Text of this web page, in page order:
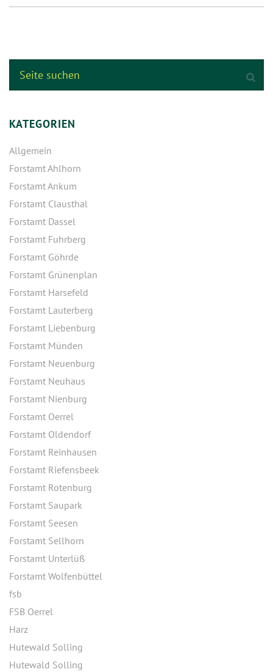
KATEGORIEN
Allgemein
Forstamt Ahlhorn
Forstamt Ankum
Forstamt Clausthal
Forstamt Dassel
Forstamt Fuhrberg
Forstamt Göhrde
Forstamt Grünenplan
Forstamt Harsefeld
Forstamt Lauterberg
Forstamt Liebenburg
Forstamt Münden
Forstamt Neuenburg
Forstamt Neuhaus
Forstamt Nienburg
Forstamt Oerrel
Forstamt Oldendorf
Forstamt Reinhausen
Forstamt Riefensbeek
Forstamt Rotenburg
Forstamt Saupark
Forstamt Seesen
Forstamt Sellhorn
Forstamt Unterlüß
Forstamt Wolfenbüttel
fsb
FSB Oerrel
Harz
Hutewald Solling
Hutewald Solling